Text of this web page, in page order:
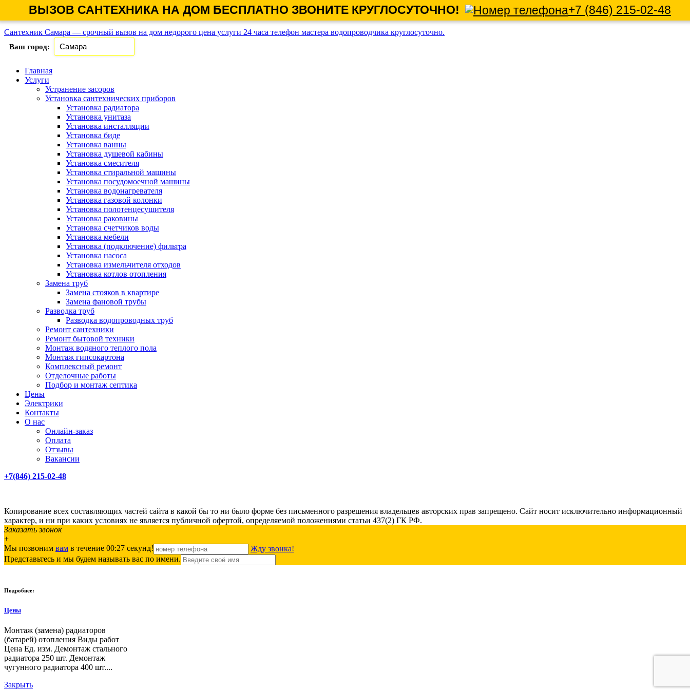
ВЫЗОВ САНТЕХНИКА НА ДОМ БЕСПЛАТНО ЗВОНИТЕ КРУГЛОСУТОЧНО! +7 (846) 215-02-48
Сантехник Самара — срочный вызов на дом недорого цена услуги 24 часа телефон мастера водопроводчика круглосуточно.
Ваш город:
Главная
Услуги
Устранение засоров
Установка сантехнических приборов
Установка радиатора
Установка унитаза
Установка инсталляции
Установка биде
Установка ванны
Установка душевой кабины
Установка смесителя
Установка стиральной машины
Установка посудомоечной машины
Установка водонагревателя
Установка газовой колонки
Установка полотенцесушителя
Установка раковины
Установка счетчиков воды
Установка мебели
Установка (подключение) фильтра
Установка насоса
Установка измельчителя отходов
Установка котлов отопления
Замена труб
Замена стояков в квартире
Замена фановой трубы
Разводка труб
Разводка водопроводных труб
Ремонт сантехники
Ремонт бытовой техники
Монтаж водяного теплого пола
Монтаж гипсокартона
Комплексный ремонт
Отделочные работы
Подбор и монтаж септика
Цены
Электрики
Контакты
О нас
Онлайн-заказ
Оплата
Отзывы
Вакансии
+7(846) 215-02-48
Копирование всех составляющих частей сайта в какой бы то ни было форме без письменного разрешения владельцев авторских прав запрещено. Сайт носит исключительно информационный
характер, и ни при каких условиях не является публичной офертой, определяемой положениями статьи 437(2) ГК РФ.
Заказать звонок
+
Мы позвоним вам в течение 00:27 секунд!
Жду звонка!
Представьтесь и мы будем называть вас по имени.
Подробнее:
Цены
Монтаж (замена) радиаторов
(батарей) отопления Виды работ
Цена Ед. изм. Демонтаж стального
радиатора 250 шт. Демонтаж
чугунного радиатора 400 шт....
Закрыть